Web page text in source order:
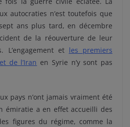
autocraties n’est toutefois que
ans plus tard, en décembre
de la réouverture de leur
L’engagement et les premiers
de l’Iran en Syrie n’y sont pas
pays n’ont jamais vraiment été
émiratie a en effet accueilli des
figures du régime, comme la